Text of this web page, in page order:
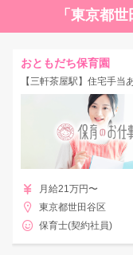
「東京都
おともだち保育園
月給21万円〜
東京都世田谷区
保育士(契約社員)